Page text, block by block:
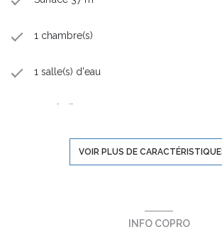
1 chambre(s)
1 salle(s) d'eau
construit en 2024
VOIR PLUS DE
INFO COPRO